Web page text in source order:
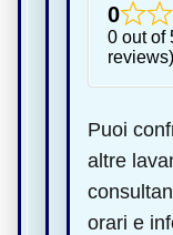
0
0 out of
reviews)
Puoi
altre
orari e